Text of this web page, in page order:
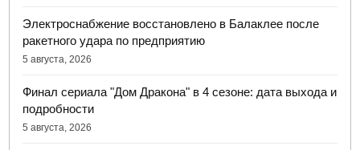
Электроснабжение восстановлено в Балаклее после
ракетного удара по предприятию
5 августа, 2026
Финал сериала "Дом Дракона" в 4 сезоне: дата выхода и
подробности
5 августа, 2026